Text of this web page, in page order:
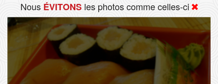
Nous ÉVITONSles photos comme celles-ci